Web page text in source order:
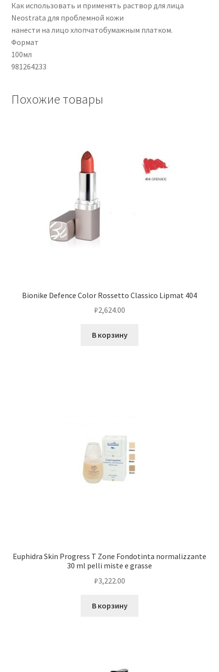
Как использовать и применять раствор для лица
Neostrata для проблемной кожи
нанести на лицо хлопчатобумажным платком.
Формат
100мл
981264233
Похожие товары
Bionike Defence Color Rossetto Classico Lipmat 404
₽2,624.00
В корзину
Euphidra Skin Progress T Zone Fondotinta normalizzante
30 ml pelli miste e grasse
₽3,222.00
В корзину